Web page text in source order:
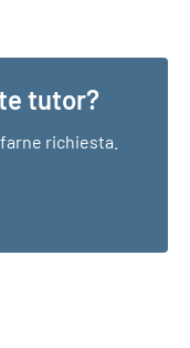
tutor?
richiesta.
DI VUOI DIVENTARE